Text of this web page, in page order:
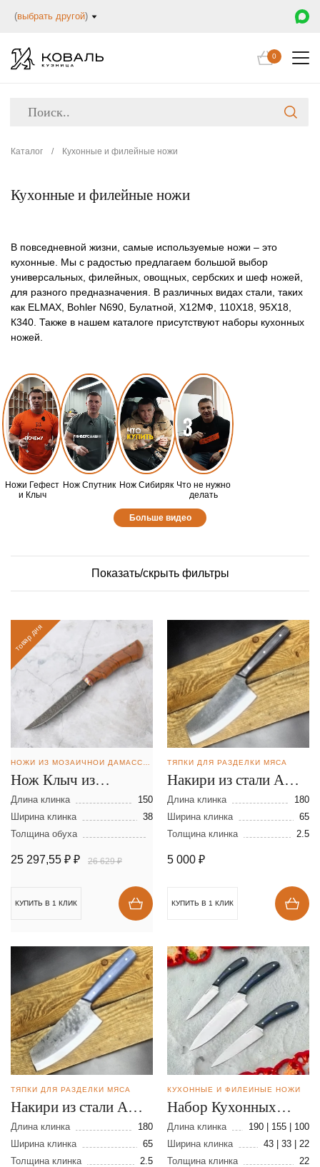
(выбрать другой)
0
Каталог / Кухонные и филейные ножи
Кухонные и филейные ножи
В повседневной жизни, самые используемые ножи – это
кухонные. Мы с радостью предлагаем большой выбор
универсальных, филейных, овощных, сербских и шеф ножей,
для разного предназначения. В различных видах стали, таких
как ELMAX, Bohler N690, Булатной, Х12МФ, 110Х18, 95Х18,
К340. Также в нашем каталоге присутствуют наборы кухонных
ножей.
Ножи Гефест
и Клыч
Нож Спутник Нож Сибиряк Что не нужно
делать
Больше видео
Показать/скрыть фильтры
товар дня
НОЖИ ИЗ МОЗАИЧНОЙ ДАМАССКОЙ СТАЛИ
Нож Клыч из
мозаичной дамасской
стали
Длина клинка
150
Ширина клинка
38
Толщина обуха
25 297,55 ₽ ₽ 26 629 ₽
КУПИТЬ В 1 КЛИК
ТЯПКИ ДЛЯ РАЗДЕЛКИ МЯСА
Накири из стали AUS-
8
Длина клинка
180
Ширина клинка
65
Толщина клинка
2.5
5 000 ₽
КУПИТЬ В 1 КЛИК
ТЯПКИ ДЛЯ РАЗДЕЛКИ МЯСА
Накири из стали AUS-
8
Длина клинка
180
Ширина клинка
65
Толщина клинка
2.5
КУХОННЫЕ И ФИЛЕЙНЫЕ НОЖИ
Набор Кухонных
ножей Коваль из
стали 110Х18
Длина клинка
190 | 155 | 100
Ширина клинка
43 | 33 | 22
Толщина клинка
22